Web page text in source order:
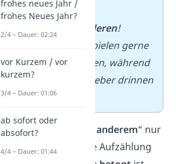
sondern die
Anderen/anderen!
– Einige Kinder spielen gerne
draußen im Garten, während
Andere/andere
lieber drinnen
spielen.
Merke: unter anderem“ nur
eine unvollständige Aufzählung
frohes neues Jahr /
frohes Neues Jahr?
2/4 – Dauer: 02:24
vor Kurzem / vor
kurzem?
3/4 – Dauer: 01:06
ab sofort oder
absofort?
4/4 – Dauer: 01:44